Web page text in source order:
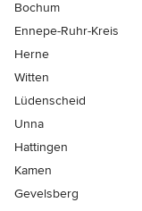
Bochum
Ennepe-Ruhr-Kreis
Herne
Witten
Lüdenscheid
Unna
Hattingen
Kamen
Gevelsberg